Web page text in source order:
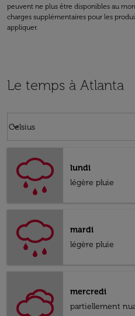
peuvent ne plus être disponibles au
charges supplémentaires pour les
appliquer.
Le temps à Atlanta
Celsius
keyboard_arrow_down
lundi
légère pluie
mardi
légère pluie
mercredi
partiellement